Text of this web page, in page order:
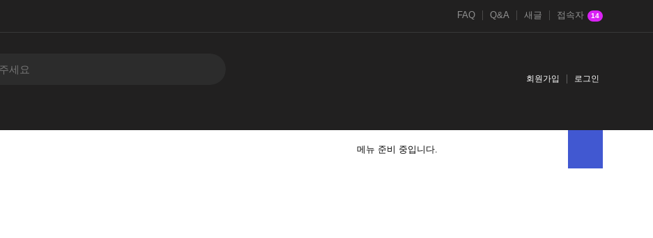
FAQ Q&A 새글 접속자 14
회원가입 로그인
메뉴 준비 중입니다.